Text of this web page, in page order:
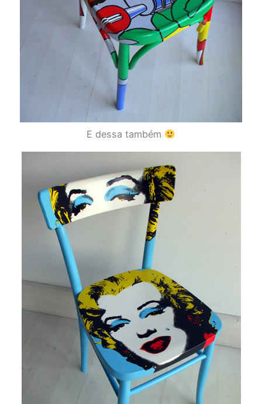
E dessa também